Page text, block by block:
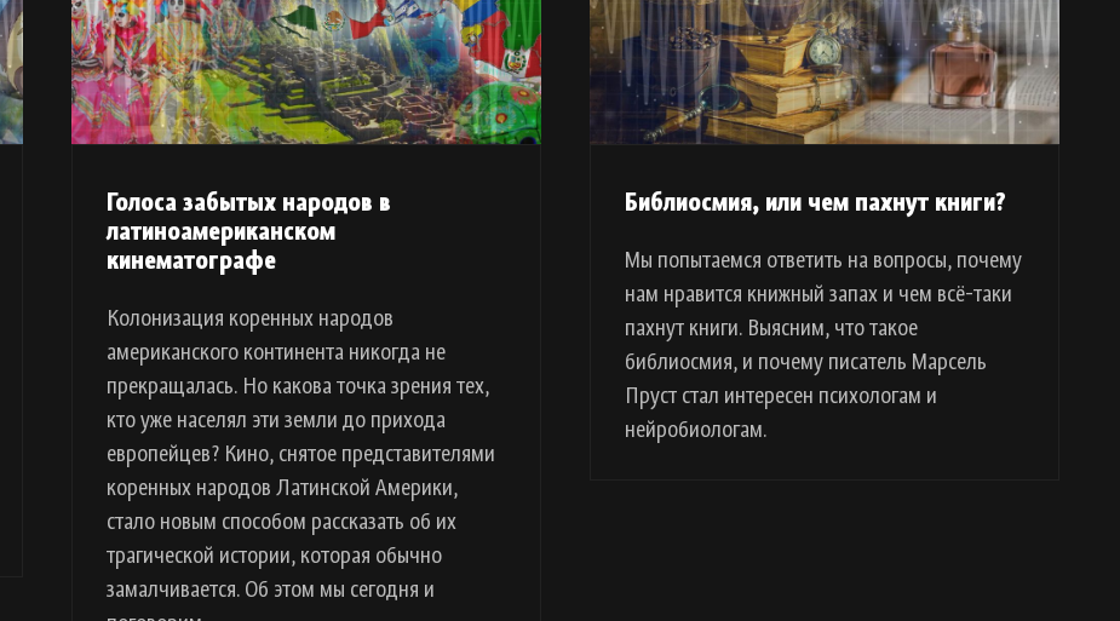
Голоса забытых народов в
латиноамериканском
кинематографе
Колонизация коренных народов
американского континента никогда не
прекращалась. Но какова точка зрения тех,
кто уже населял эти земли до прихода
европейцев? Кино, снятое представителями
коренных народов Латинской Америки,
стало новым способом рассказать об их
трагической истории, которая обычно
замалчивается. Об этом мы сегодня и
Библиосмия, или чем пахнут книги?
Мы попытаемся ответить на вопросы, почему
нам нравится книжный запах и чем всё-таки
пахнут книги. Выясним, что такое
библиосмия, и почему писатель Марсель
Пруст стал интересен психологам и
нейробиологам.